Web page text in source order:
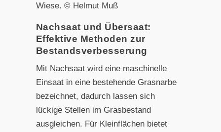
Wiese. © Helmut Muß
Nachsaat und Übersaat:
Effektive Methoden zur
Bestandsverbesserung
Mit Nachsaat wird eine maschinelle
Einsaat in eine bestehende Grasnarbe
bezeichnet, dadurch lassen sich
lückige Stellen im Grasbestand
ausgleichen. Für Kleinflächen bietet